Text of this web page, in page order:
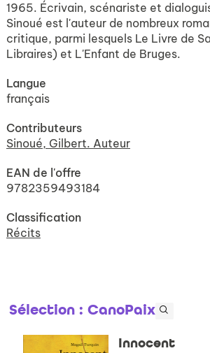
1965. Écrivain, scénariste et
Sinoué est l'auteur de nombreux
critique, parmi lesquels Le Livre de
Libraires) et L'Enfant de Bruges.
Langue
français
Contributeurs
Sinoué, Gilbert. Auteur
EAN de l'offre
9782359493184
Classification
Récits
Sélection : CanoPaix
Innocent